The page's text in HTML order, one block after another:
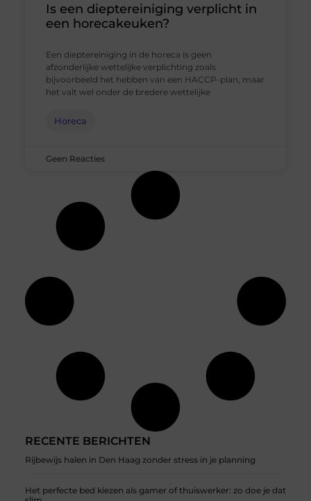
RECENTE BERICHTEN
Rijbewijs halen in Den Haag zonder stress in je planning
Het perfecte bed kiezen als gamer of thuiswerker: zo doe je dat
Is een dieptereiniging verplicht in
een horecakeuken?
Een dieptereiniging in de horeca is geen
afzonderlijke wettelijke verplichting zoals
bijvoorbeeld het hebben van een HACCP-plan, maar
het valt wel onder de bredere wettelijke
Horeca
Geen Reacties